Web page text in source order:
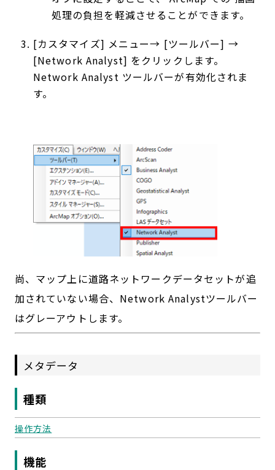
処理の負担を軽減させることができます。
[カスタマイズ] メニュー→ [ツールバー] →
[Network Analyst] をクリックします。
Network Analyst ツールバーが有効化されま
す。
尚、マップ上に道路ネットワークデータセットが追
加されていない場合、Network Analystツールバー
はグレーアウトします。
メタデータ
種類
操作方法
機能